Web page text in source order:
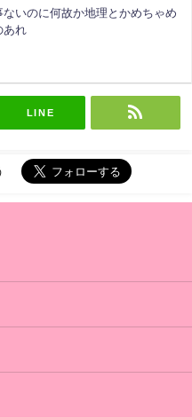
いのに何故か地理とかめちゃめ
あれ
LINE